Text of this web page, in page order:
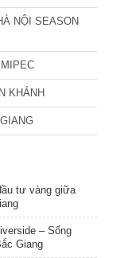
NỘI SEASON
KHÁNH
tư vàng giữa
– Sống
Giang